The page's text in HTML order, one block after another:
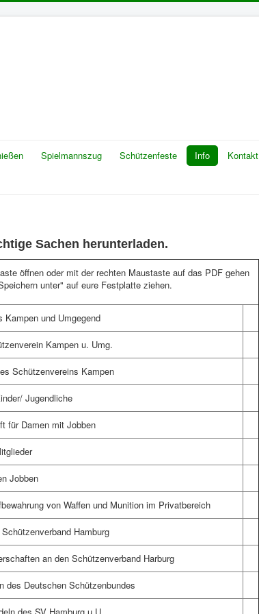
Spielmannszug Schützenfeste Info Kontakt
Sachen herunterladen.
öffnen oder mit der rechten Maustaste auf das PDF gehen
unter" auf eure Festplatte ziehen.
und Umgegend
Kampen u. Umg.
Schützenvereins Kampen
Jugendliche
für Damen mit Jobben
Jobben
von Waffen und Munition im Privatbereich
Hamburg
an den Schützenverband Harburg
des Deutschen Schützenbundes